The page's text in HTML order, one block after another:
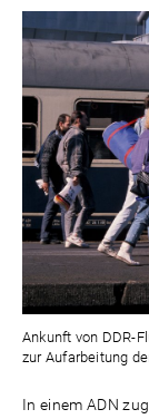
Ankunft von DDR-
zur Aufarbeitung
In einem ADN